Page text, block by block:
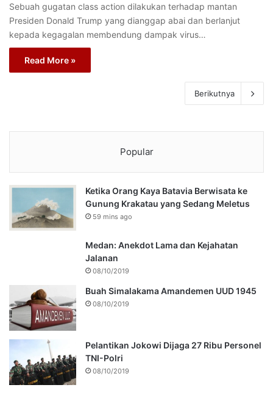
Sebuah gugatan class action dilakukan terhadap mantan
Presiden Donald Trump yang dianggap abai dan berlanjut
kepada kegagalan membendung dampak virus…
Read More »
Berikutnya
Popular
Ketika Orang Kaya Batavia Berwisata ke
Gunung Krakatau yang Sedang Meletus
59 mins ago
Medan: Anekdot Lama dan Kejahatan
Jalanan
08/10/2019
Buah Simalakama Amandemen UUD 1945
08/10/2019
Pelantikan Jokowi Dijaga 27 Ribu Personel
TNI-Polri
08/10/2019